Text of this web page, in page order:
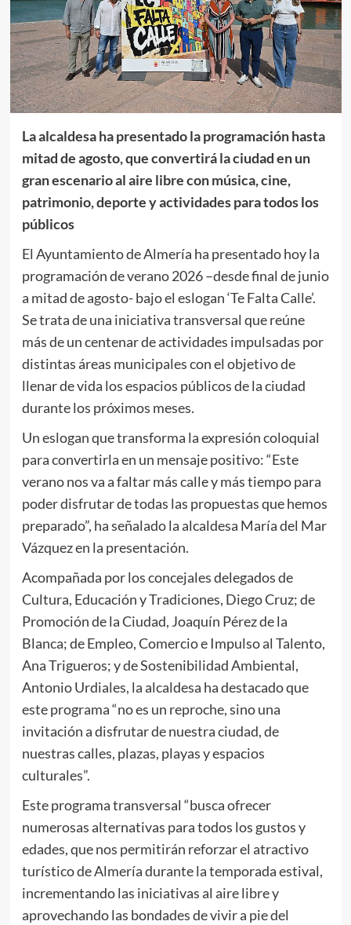
La alcaldesa ha presentado la programación hasta
mitad de agosto, que convertirá la ciudad en un
gran escenario al aire librecon música, cine,
patrimonio, deporte y actividades para todos los
públicos
El Ayuntamiento de Almería ha presentado hoy la
programación de verano 2026 –desde final de junio
a mitad de agosto- bajo el eslogan ‘Te Falta Calle’.
Se trata de una iniciativa transversal que reúne
más de un centenar de actividades impulsadas por
distintas áreas municipales con el objetivo de
llenar de vida los espacios públicos de la ciudad
durante los próximos meses.
Un eslogan que transforma la expresión coloquial
para convertirla en un mensaje positivo: “Este
verano nos va a faltar más calle y más tiempo para
poder disfrutar de todas las propuestas que hemos
preparado”, ha señalado la alcaldesa María del Mar
Vázquez en la presentación.
Acompañada por los concejales delegados de
Cultura, Educación y Tradiciones, Diego Cruz; de
Promoción de la Ciudad, Joaquín Pérez de la
Blanca; de Empleo, Comercio e Impulso al Talento,
Ana Trigueros; y de Sostenibilidad Ambiental,
Antonio Urdiales, la alcaldesa ha destacado que
este programa “no es un reproche, sino una
invitación a disfrutar de nuestra ciudad, de
nuestras calles, plazas, playas y espacios
culturales”.
Este programa transversal “busca ofrecer
numerosas alternativas para todos los gustos y
edades, que nos permitirán reforzar el atractivo
turístico de Almería durante la temporada estival,
incrementando las iniciativas al aire libre y
aprovechando las bondades de vivir a pie del